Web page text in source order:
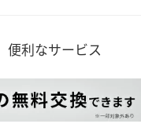
便利なサービス